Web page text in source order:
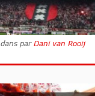
dans par Dani van Rooij